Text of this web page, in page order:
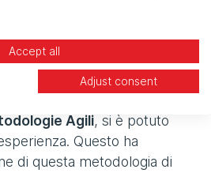
in Epic e User Stories e
tempo impiegato.
Agili, si è potuto
Questo ha
di questa metodologia di
Accept all
Adjust consent